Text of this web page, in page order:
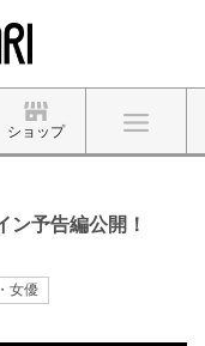
ショップ
ン予告編公開！
女優